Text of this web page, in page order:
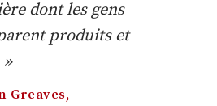
dont les gens
produits et
Greaves,